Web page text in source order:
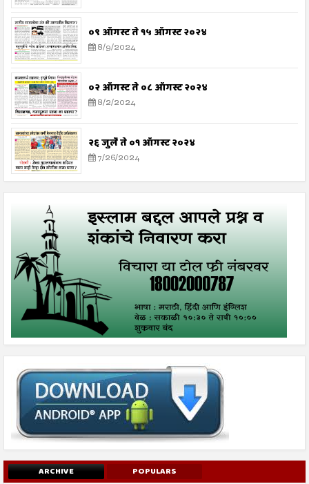
०९ ऑगस्ट ते १५ ऑगस्ट २०२४
8/9/2024
०२ ऑगस्ट ते ०८ ऑगस्ट २०२४
8/2/2024
२६ जुलै ते ०१ ऑगस्ट २०२४
7/26/2024
ARCHIVE POPULARS